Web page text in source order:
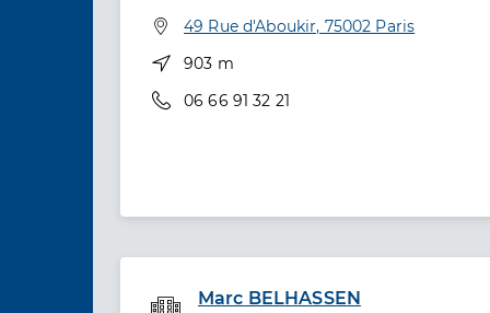
Adresse
49 Rue d'Aboukir, 75002 Paris
Distance
903 m
Téléphone
06 66 91 32 21
Marc BELHASSEN